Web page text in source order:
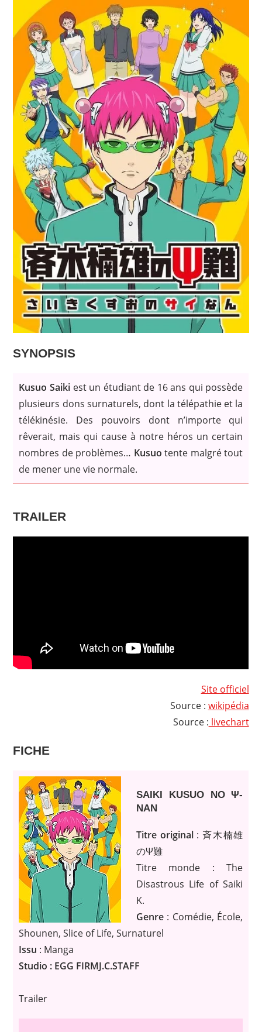
SYNOPSIS
Kusuo Saikiest un étudiant de 16 ans qui possède
plusieurs dons surnaturels, dont la télépathie et la
télékinésie. Des pouvoirs dont n’importe qui
rêverait, mais qui cause à notre héros un certain
nombres de problèmes… Kusuo tente malgré tout
de mener une vie normale.
TRAILER
Site officiel
Source : wikipédia
Source : livechart
FICHE
SAIKI KUSUO NO Ψ-
NAN
Titre original: 斉木楠雄
のΨ難
Titre monde : The
Disastrous Life of Saiki
K.
Genre: Comédie, École,
Shounen, Slice of Life, Surnaturel
Issu : Manga
Studio : EGG FIRMJ.C.STAFF
Trailer